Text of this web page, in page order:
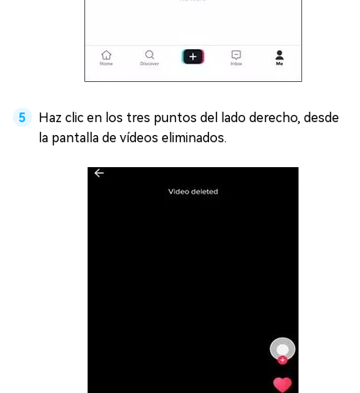
Haz clic en los tres puntos del lado derecho, desde
la pantalla de vídeos eliminados.